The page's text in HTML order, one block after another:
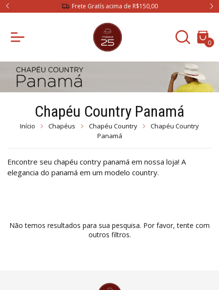
Frete Gratís acima de R$150,00
0
Chapéu Country Panamá
Início Chapéus Chapéu Country
Chapéu Country
Panamá
Encontre seu chapéu contry panamá em nossa loja! A
elegancia do panamá em um modelo country.
Não temos resultados para sua pesquisa. Por favor, tente com
outros filtros.